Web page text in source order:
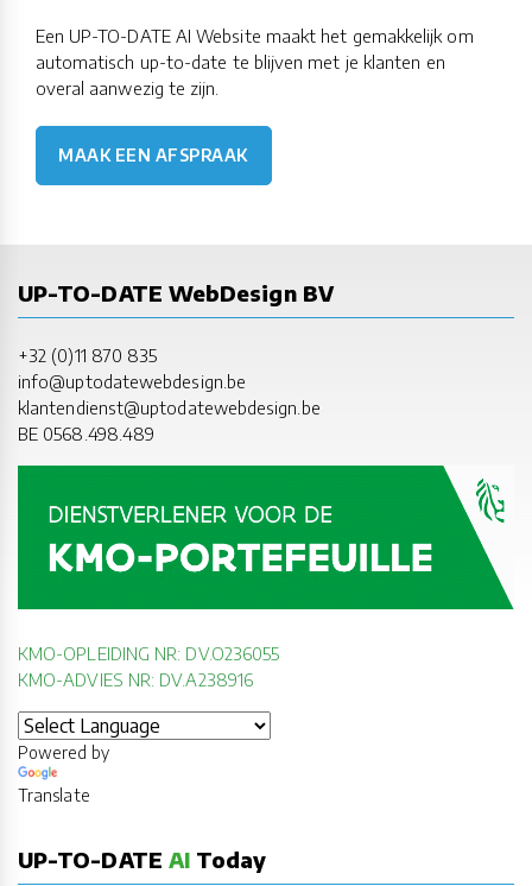
Een UP-TO-DATE AI Website maakt het gemakkelijk om
automatisch up-to-date te blijven met je klanten en
overal aanwezig te zijn.
MAAK EEN AFSPRAAK
UP-TO-DATE WebDesign BV
+32 (0)11 870 835
info@uptodatewebdesign.be
klantendienst@uptodatewebdesign.be
BE 0568.498.489
KMO-OPLEIDING NR: DV.O236055
KMO-ADVIES NR: DV.A238916
Powered by
Translate
UP-TO-DATE AI Today